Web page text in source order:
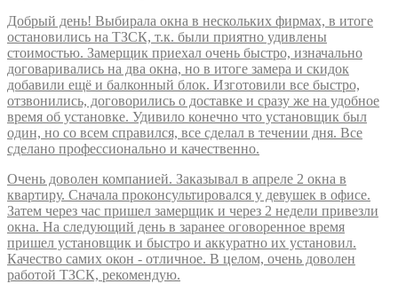
Добрый день! Выбирала окна в нескольких фирмах, в итоге
остановились на ТЗСК, т.к. были приятно удивлены
стоимостью. Замерщик приехал очень быстро, изначально
договаривались на два окна, но в итоге замера и скидок
добавили ещё и балконный блок. Изготовили все быстро,
отзвонились, договорились о доставке и сразу же на удобное
время об установке. Удивило конечно что установщик был
один, но со всем справился, все сделал в течении дня. Все
сделано профессионально и качественно.
Очень доволен компанией. Заказывал в апреле 2 окна в
квартиру. Сначала проконсультировался у девушек в офисе.
Затем через час пришел замерщик и через 2 недели привезли
окна. На следующий день в заранее оговоренное время
пришел установщик и быстро и аккуратно их установил.
Качество самих окон - отличное. В целом, очень доволен
работой ТЗСК, рекомендую.